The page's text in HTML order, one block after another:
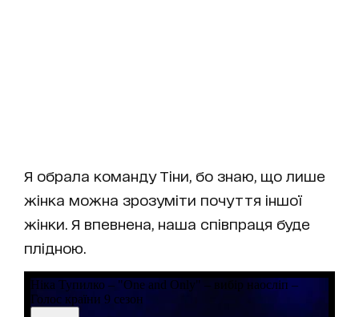
Я обрала команду Тіни, бо знаю, що лише
жінка можна зрозуміти почуття іншої
жінки. Я впевнена, наша співпраця буде
плідною.